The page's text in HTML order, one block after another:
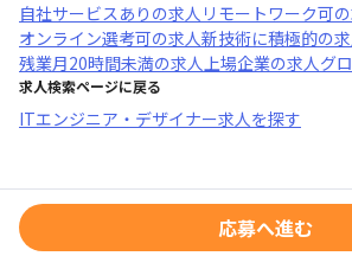
自社サービスあり の求人 リモートワーク可
オンライン選考可の求人新技術に積極的の
残業月20時間未満の求人上場企業の求人グ
求人検索ページに戻る
ITエンジニア・デザイナー求人を探す
応募へ進む